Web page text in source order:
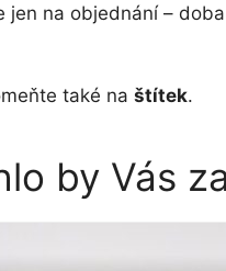
jen na objednání –
také na štítek.
by Vás